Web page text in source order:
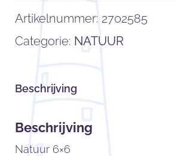
Artikelnummer: 2702585
Categorie: NATUUR
Beschrijving
Beschrijving
Natuur 6×6